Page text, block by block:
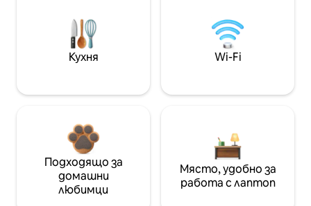
Кухня Wi-Fi
Подходящо за
домашни
любимци
Място, удобно за
работа с лаптоп